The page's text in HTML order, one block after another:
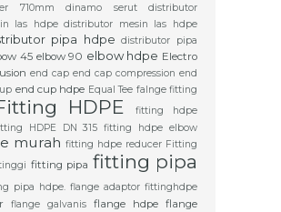
710mm dinamo serut
distributor
las hdpe distributor mesin las hdpe
pipa hdpe distributor pipa
45 elbow 90 elbow hdpe Electro
end cap end cap compression end
end cup hdpe Equal Tee falnge fitting
HDPE
fitting hdpe
HDPE DN 315 fitting hdpe elbow
murah fitting hdpe reducer Fitting
fitting pipa fitting pipa
pipa hdpe. flange adaptor fittinghdpe
flange galvanis flange hdpe flange